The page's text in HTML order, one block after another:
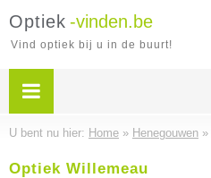
Optiek -vinden.be
Vind optiek bij u in de buurt!
U bent nu hier: Home » Henegouwen »
Optiek Willemeau